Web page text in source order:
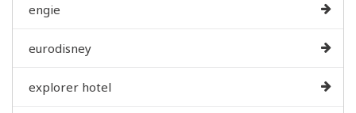
engie
eurodisney
explorer hotel